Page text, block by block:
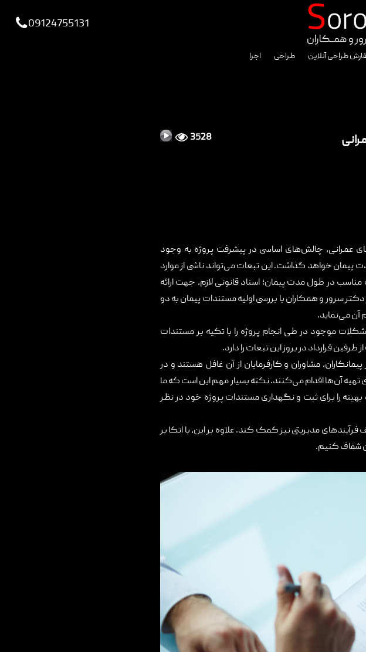
09124755131
طراحی آنلاین طراحی اجرا
3528
چالش‌های اساسی در پیشرفت پروژه به وجود
پیمان خواهد گذاشت. این تبعات می‌تواند ناشی از موارد
در طول مدت پیمان؛ اسناد قانونی لازم، جهت ارائه
سرور و همکاران با بررسی اولیه مستندات پیمان به دو
آن می‌نماید.
موجود در طی انجام پروژه را با تکیه بر مستندات
قرارداد در بروز این تبعات را دارد.
مشاوران و کارفرمایان از آن غافل هستند و در
آن‌ها اقدام می‌کنند. نکته بسیار مهم این است که ما
بهینه را برای ثبت و نگهداری مستندات پروژه خود در نظر
مدیریتی نیز کمک کند. علاوه بر این، با اتکا بر
شفاف کنیم.